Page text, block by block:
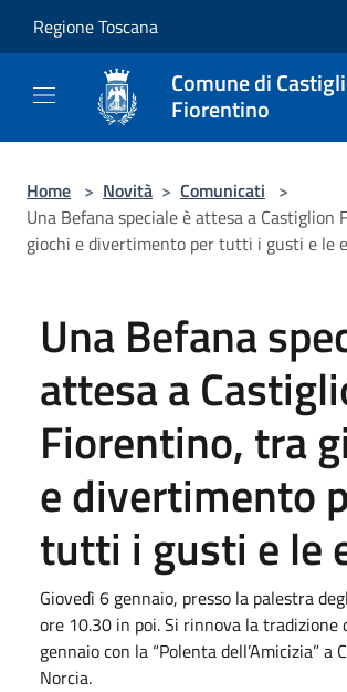
Regione Toscana
Comune di
Fiorentino
Home > Novità > Comunicati >
Una Befana speciale è attesa a Castiglion
giochi e divertimento per tutti i gusti e le
Una Befana
attesa a
Fiorentino, tra
e divertimento
tutti i gusti e le
Giovedì 6 gennaio, presso la palestra
ore 10.30 in poi. Si rinnova la tradizione
gennaio con la “Polenta dell’Amicizia” a
Norcia.